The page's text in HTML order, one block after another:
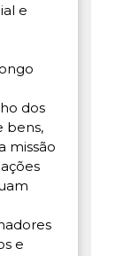
e
dos
bens,
missão
e